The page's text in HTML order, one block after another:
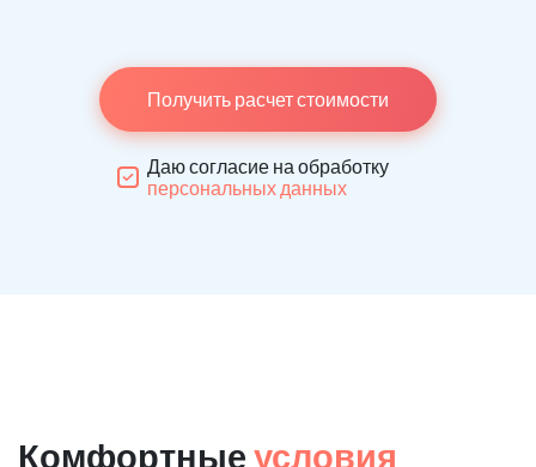
Получить расчет стоимости
Даю согласие на обработку
персональных данных
Комфортные условия